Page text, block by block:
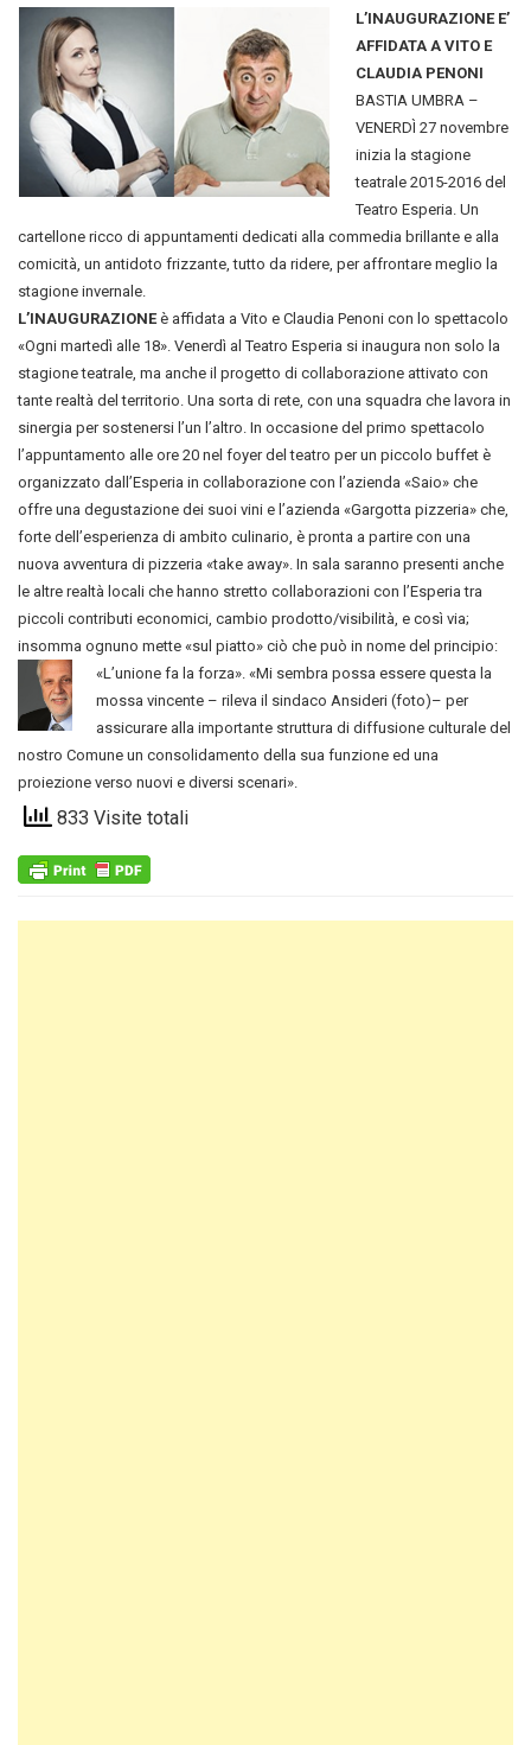
L’INAUGURAZIONE E’
AFFIDATA A VITO E
CLAUDIA PENONI
BASTIA UMBRA –
VENERDÌ 27 novembre
inizia la stagione
teatrale 2015-2016 del
Teatro Esperia. Un
cartellone ricco di appuntamenti dedicati alla commedia brillante e alla
comicità, un antidoto frizzante, tutto da ridere, per affrontare meglio la
stagione invernale.
L’INAUGURAZIONEè affidata a Vito e Claudia Penoni con lo spettacolo
«Ogni martedì alle 18». Venerdì al Teatro Esperia si inaugura non solo la
stagione teatrale, ma anche il progetto di collaborazione attivato con
tante realtà del territorio. Una sorta di rete, con una squadra che lavora in
sinergia per sostenersi l’un l’altro. In occasione del primo spettacolo
l’appuntamento alle ore 20 nel foyer del teatro per un piccolo buffet è
organizzato dall’Esperia in collaborazione con l’azienda «Saio» che
offre una degustazione dei suoi vini e l’azienda «Gargotta pizzeria» che,
forte dell’esperienza di ambito culinario, è pronta a partire con una
nuova avventura di pizzeria «take away». In sala saranno presenti anche
le altre realtà locali che hanno stretto collaborazioni con l’Esperia tra
piccoli contributi economici, cambio prodotto/visibilità, e così via;
insomma ognuno mette «sul piatto» ciò che può in nome del principio:
«L’unione fa la forza». «Mi sembra possa essere questa la
mossa vincente – rileva il sindaco Ansideri (foto)– per
assicurare alla importante struttura di diffusione culturale del
nostro Comune un consolidamento della sua funzione ed una
proiezione verso nuovi e diversi scenari».
833 Visite totali